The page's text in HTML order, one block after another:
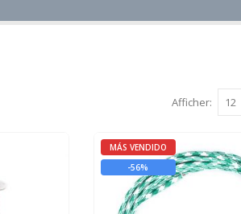
Afficher:
MÁS VENDIDO
-56%